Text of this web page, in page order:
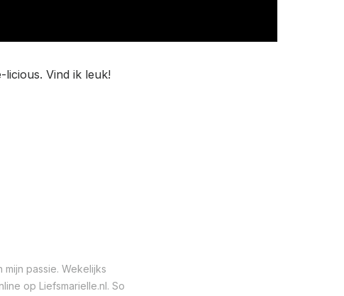
Vind ik leuk!
passie. Wekelijks
op Liefsmarielle.nl. So